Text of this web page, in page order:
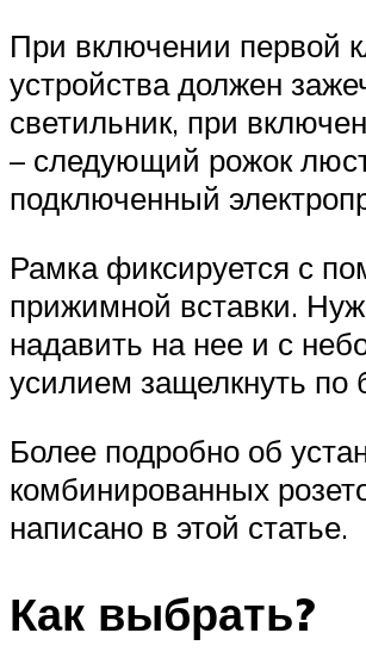
При включении первой
устройства должен
светильник, при
– следующий рожок
подключенный
Рамка фиксируется с
прижимной вставки.
надавить на нее и с
усилием защелкнуть по
Более подробно об
комбинированных
написано в этой статье.
Как выбрать?